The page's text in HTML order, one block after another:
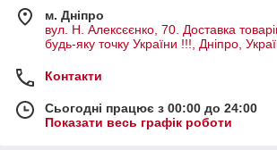
м. Дніпро
вул. Н. Алексєєнко, 70. Доставка
будь-яку точку України !!!, Дніпро,
Контакти
Сьогодні працює з 00:00 до 24:00
Показати весь графік роботи